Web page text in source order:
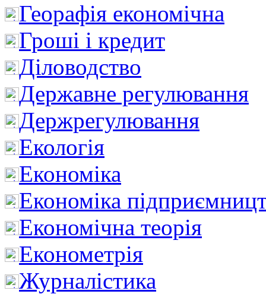
Георафія економічна
Гроші і кредит
Діловодство
Державне регулювання
Держрегулювання
Екологія
Економіка
Економіка
Економічна теорія
Економетрія
Журналістика